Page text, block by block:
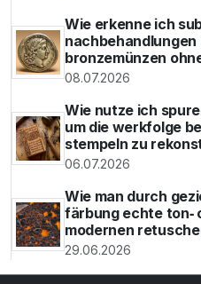
Wie erkenne ich
nachbehandlungen
bronzemünzen
08.07.2026
Wie nutze ich
um die werkfolge
stempeln zu
06.07.2026
Wie man durch
färbung echte ton‑
modernen
29.06.2026